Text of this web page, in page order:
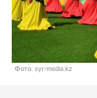
Фото: syr-media.kz